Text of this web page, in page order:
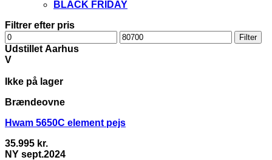
BLACK FRIDAY
Filtrer efter pris
Mindste
pris
Højeste
pris
Filter
Udstillet Aarhus
V
Ikke på lager
Brændeovne
Hwam 5650C element pejs
35.995 kr.
NY sept.2024